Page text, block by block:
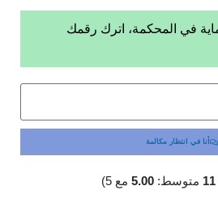
في المحكمة، اترك رقمك
أنا في انتظار مكالمة
11 متوسط: 5.00 مع 5)